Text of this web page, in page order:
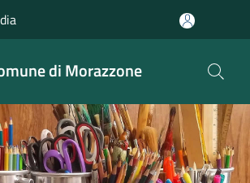
di Morazzone